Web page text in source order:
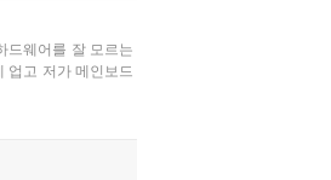
드웨어를 잘 모르는
업고 저가 메인보드